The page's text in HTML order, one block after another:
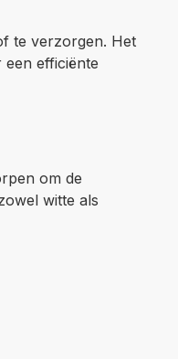
te verzorgen. Het
efficiënte
om de
witte als